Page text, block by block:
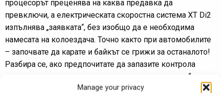
Manage your privacy
процесорът преценява на каква предавка да
превключи, а електрическата скоростна система XT Di2
изпълнява „заявката“, без изобщо да е необходима
намесата на колоездача. Точно както при автомобилите
– започвате да карате и байкът се грижи за останалото!
Разбира се, ако предпочитате да запазите контрола
върху задвижването си, можете да „преодолеете“
автоматичния режим чрез ръчно превключване от